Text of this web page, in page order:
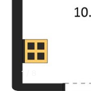
1 / 8